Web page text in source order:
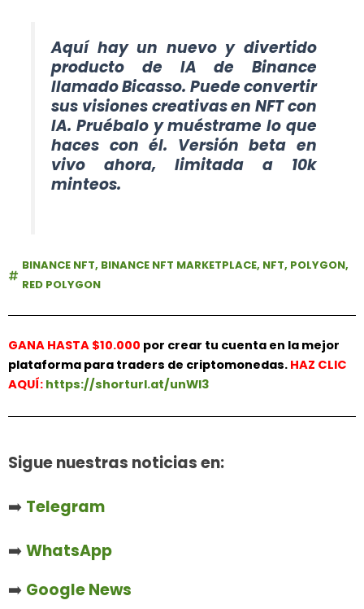
Aquí hay un nuevo y divertido
producto de IA de Binance
llamado Bicasso. Puede convertir
sus visiones creativas en NFT con
IA. Pruébalo y muéstrame lo que
haces con él. Versión beta en
vivo ahora, limitada a 10k
minteos.
BINANCE NFT, BINANCE NFT MARKETPLACE, NFT, POLYGON,
RED POLYGON
GANA HASTA $10.000 por crear tu cuenta en la mejor
plataforma para traders de criptomonedas. HAZ CLIC
AQUÍ: https://shorturl.at/unWl3
Sigue nuestras noticias en:
➡️ Telegram
➡️WhatsApp
➡️ Google News